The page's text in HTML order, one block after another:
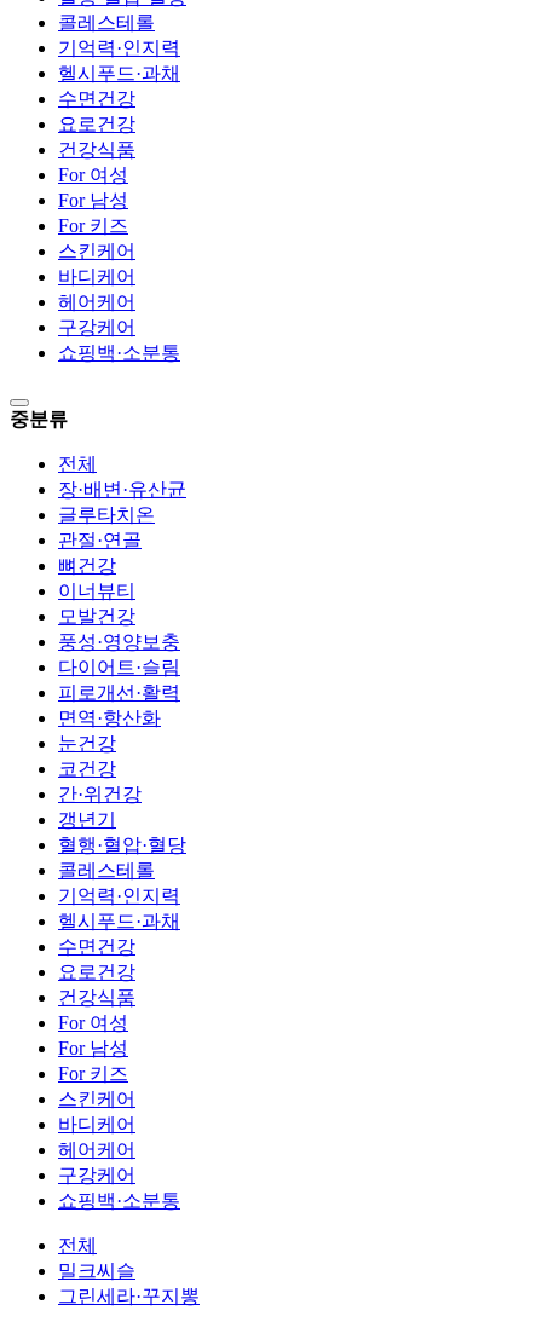
콜레스테롤
기억력·인지력
헬시푸드·과채
수면건강
요로건강
건강식품
For 여성
For 남성
For 키즈
스킨케어
바디케어
헤어케어
구강케어
쇼핑백·소분통
중분류
전체
장·배변·유산균
글루타치온
관절·연골
뼈건강
이너뷰티
모발건강
풍성·영양보충
다이어트·슬림
피로개선·활력
면역·항산화
눈건강
코건강
간·위건강
갱년기
혈행·혈압·혈당
콜레스테롤
기억력·인지력
헬시푸드·과채
수면건강
요로건강
건강식품
For 여성
For 남성
For 키즈
스킨케어
바디케어
헤어케어
구강케어
쇼핑백·소분통
전체
밀크씨슬
그린세라·꾸지뽕